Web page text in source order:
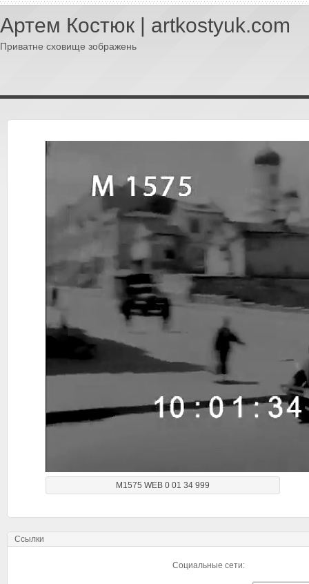
Артем Костюк | artkostyuk.com
Приватне сховище зображень
M1575 WEB 0 01 34 999
Ссылки
Социальные сети: